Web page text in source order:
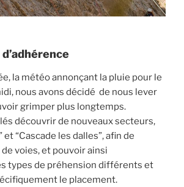
la météo annonçant la pluie pour le
nous avons décidé de nous lever
grimper plus longtemps.
découvrir de nouveaux secteurs,
et “Cascade les dalles”, afin de
voies, et pouvoir ainsi
types de préhension différents et
le placement.